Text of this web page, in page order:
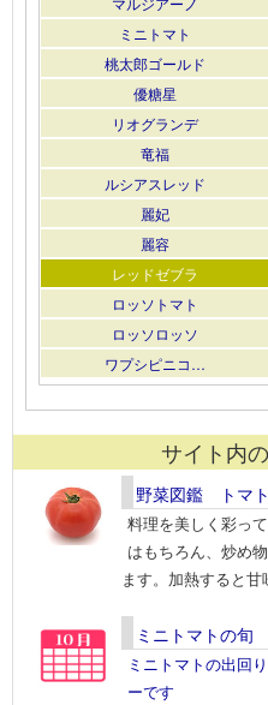
ミニトマト
桃太郎ゴールド
優糖星
リオグランデ
竜福
ルシアスレッド
麗妃
麗容
レッドゼブラ
ロッソトマト
ロッソロッソ
ワプシピニコ…
サイト内
野菜図鑑 トマト
料理を美しく彩っ
はもちろん、炒め
ます。加熱すると
ミニトマトの旬
ミニトマトの出回
ーです